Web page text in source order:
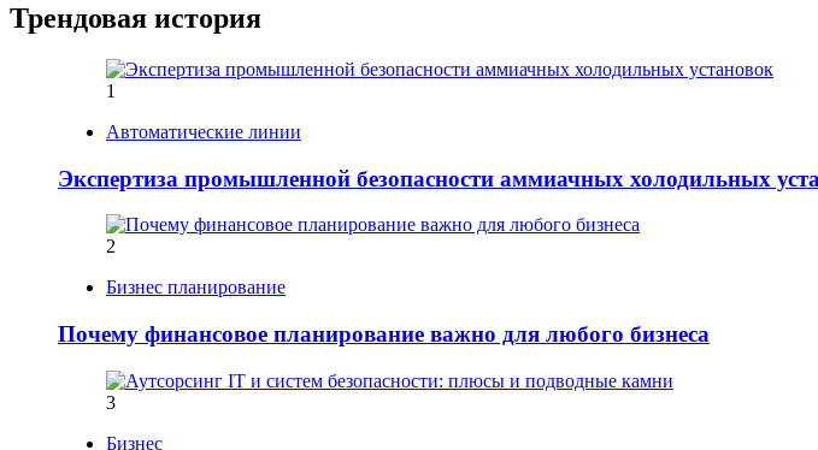
Трендовая история
1
Автоматические линии
Экспертиза промышленной безопасности аммиачных холодильных
2
Бизнес планирование
Почему финансовое планирование важно для любого бизнеса
3
Бизнес